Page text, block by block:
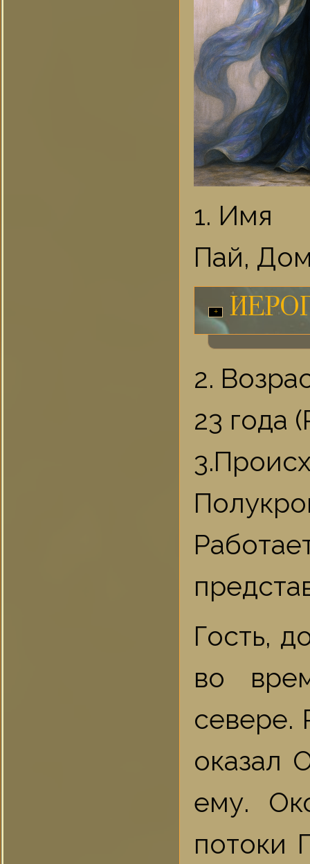
1. Имя
Пай,
2.
23 года
Гость,
во
севере.
оказал
ему.
потоки